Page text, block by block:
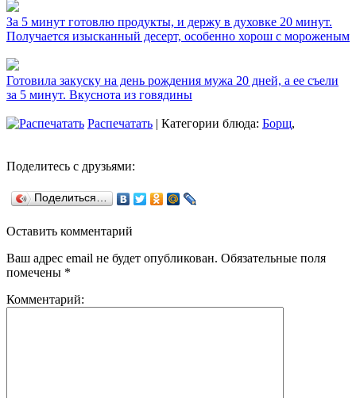
За 5 минут готовлю продукты, и держу в духовке 20 минут.
Получается изысканный десерт, особенно хорош с мороженым
Готовила закуску на день рождения мужа 20 дней, а ее съели
за 5 минут. Вкуснота из говядины
Распечатать | Категории блюда: Борщ,
Поделитесь с друзьями:
Поделиться…
Оставить комментарий
Ваш адрес email не будет опубликован. Обязательные поля
помечены *
Комментарий: